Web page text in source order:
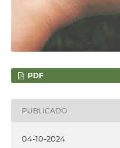
PDF
PUBLICADO
04-10-2024